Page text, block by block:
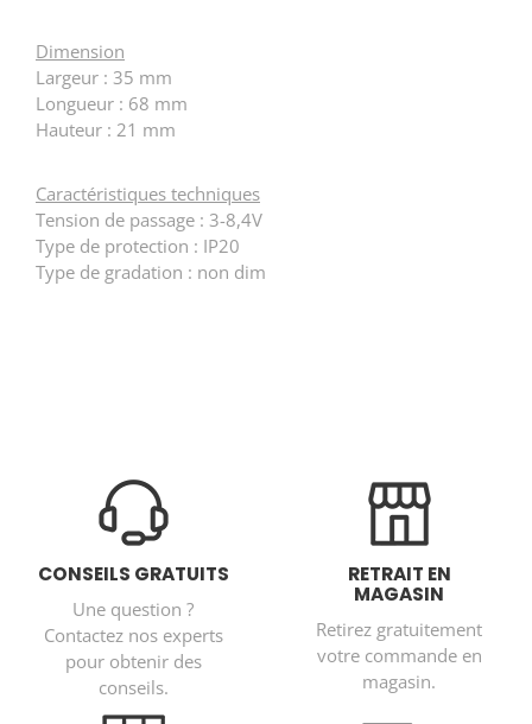
Dimension
Largeur : 35 mm
Longueur : 68 mm
Hauteur : 21 mm
Caractéristiques techniques
Tension­ de passage : 3-8,4V
Type de protection : IP20
Type de gradation : non dim
CONSEILS GRATUITS
Une question ?
Contactez nos experts
pour obtenir des
conseils.
RETRAIT EN
MAGASIN
Retirez gratuitement
votre commande en
magasin.